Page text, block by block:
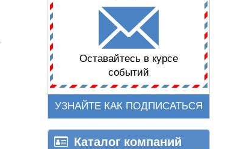
Оставайтесь в курсе
событий
УЗНАЙТЕ КАК ПОДПИСАТЬСЯ
Каталог компаний